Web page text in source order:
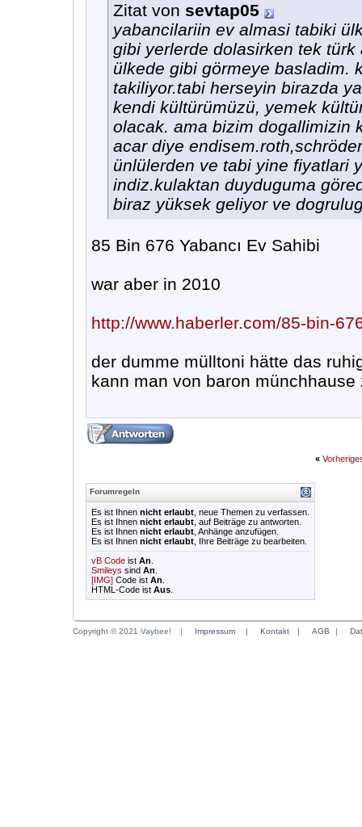
Zitat von sevtap05
yabancilariin ev almasi tabiki
gibi yerlerde dolasirken tek
ülkede gibi görmeye basladim.
takiliyor.tabi herseyin birazda
kendi kültürümüzü, yemek
olacak. ama bizim dogallimizin
acar diye
ünlülerden ve tabi yine fiyatlari
indiz.kulaktan duyduguma
biraz yüksek geliyor ve
85 Bin 676 Yabancı Ev Sahibi
war aber in 2010
http://www.haberler.com/85-bin-
der dumme mülltoni hätte das
kann man von baron
«
Forumregeln
Es ist Ihnen nicht erlaubt , neue Themen zu verfassen.
Es ist Ihnen nicht erlaubt , auf Beiträge zu antworten.
Es ist Ihnen nicht erlaubt , Anhänge anzufügen.
Es ist Ihnen nicht erlaubt , Ihre Beiträge zu bearbeiten.
vB Code ist An
Smileys sind An
[IMG] Code ist An
HTML-Code ist Aus
Copyright © 2021 Vaybee! | Impressum | Kontakt | AGB |